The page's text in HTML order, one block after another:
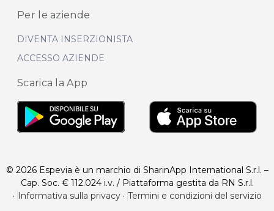
Per le aziende
DIVENTA INSERZIONISTA
ACCESSO AZIENDE
Scarica la App
© 2026 Espevia è un marchio di SharinApp International S.r.l. –
Cap. Soc. € 112.024 i.v. / Piattaforma gestita da RN S.r.l.
· Informativa sulla privacy· Termini e condizioni del servizio